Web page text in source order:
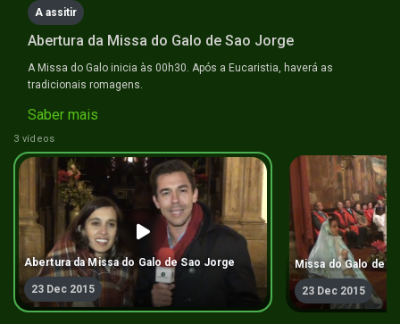
A assitir
Abertura da Missa do Galo de Sao Jorge
A Missa do Galo inicia às 00h30. Após a Eucaristia, haverá as
tradicionais romagens.
Saber mais
3 vídeos
Abertura da Missa do Galo de Sao Jorge
23 Dec 2015
Missa do Galo de
23 Dec 2015